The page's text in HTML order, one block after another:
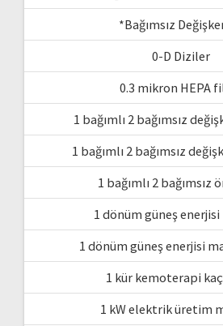
*Bağımsız
0-D Diziler
0.3 mikron HEPA
1 bağımlı 2 bağımsız
1 bağımlı 2 bağımsız
1 bağımlı 2 bağımsız
1 dönüm güneş
1 dönüm güneş enerjisi
1 kür kemoterapi
1 kW elektrik üretim